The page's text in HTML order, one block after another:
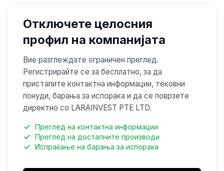
Отключете целосния
профил на компанијата
Вие разглеждате ограничен преглед.
Регистрирайте се за бесплатно, за да
пристапите контактна информации, тековни
понуди, барања за испорака и да се поврзете
директно со LARAINVEST PTE LTD.
Преглед на контактна информации
Преглед на достапните производи
Испраќање на барања за испорака